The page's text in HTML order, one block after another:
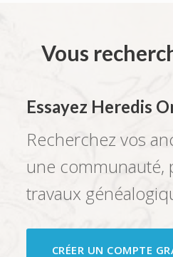
Vous
Essayez Heredis
Recherchez vos
une communauté,